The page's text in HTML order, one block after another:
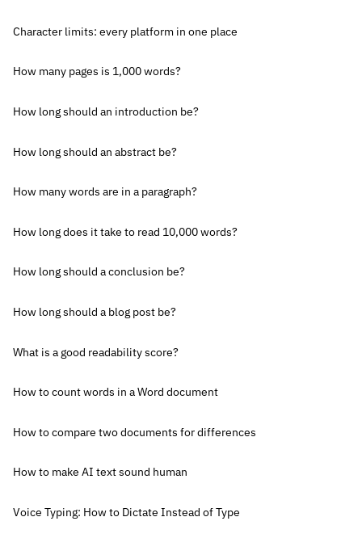
Character limits: every platform in one place
How many pages is 1,000 words?
How long should an introduction be?
How long should an abstract be?
How many words are in a paragraph?
How long does it take to read 10,000 words?
How long should a conclusion be?
How long should a blog post be?
What is a good readability score?
How to count words in a Word document
How to compare two documents for differences
How to make AI text sound human
Voice Typing: How to Dictate Instead of Type